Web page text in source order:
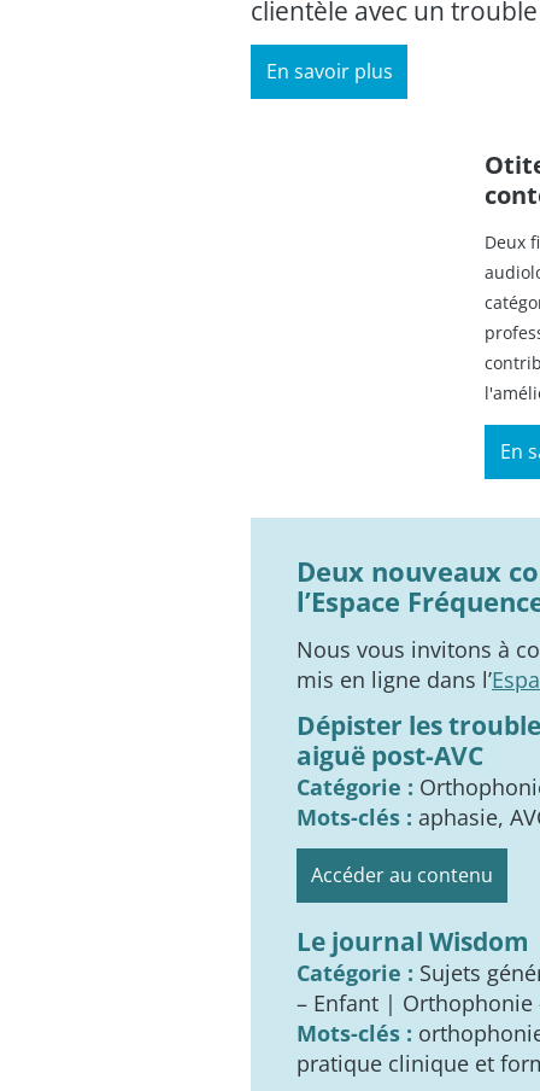
clientèle avec un
En savoir plus
Deux
En
Deux nouveaux
l’Espace
Nous vous invitons à
mis en ligne dans l’
Dépister les
aiguë post-AVC
Catégorie :
Mots-clés : aphasie,
Accéder au contenu
Le journal Wisdom
Catégorie : Sujets
– Enfant | Orthophonie
Mots-clés :
pratique clinique et